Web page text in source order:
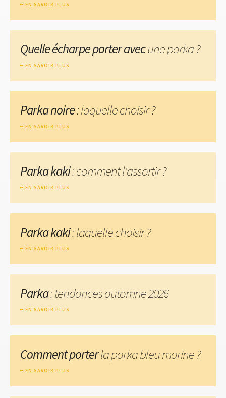
EN SAVOIR PLUS
Quelle écharpe porter avecune parka ?
EN SAVOIR PLUS
Parka noire: laquelle choisir ?
EN SAVOIR PLUS
Parka kaki: comment l'assortir ?
EN SAVOIR PLUS
Parka kaki: laquelle choisir ?
EN SAVOIR PLUS
Parka: tendances automne 2026
EN SAVOIR PLUS
Comment porterla parka bleu marine ?
EN SAVOIR PLUS